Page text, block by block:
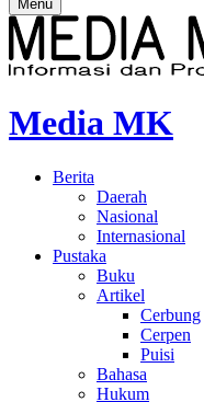
Menu
Media MK
Berita
Daerah
Nasional
Internasional
Pustaka
Buku
Artikel
Cerbung
Cerpen
Puisi
Bahasa
Hukum